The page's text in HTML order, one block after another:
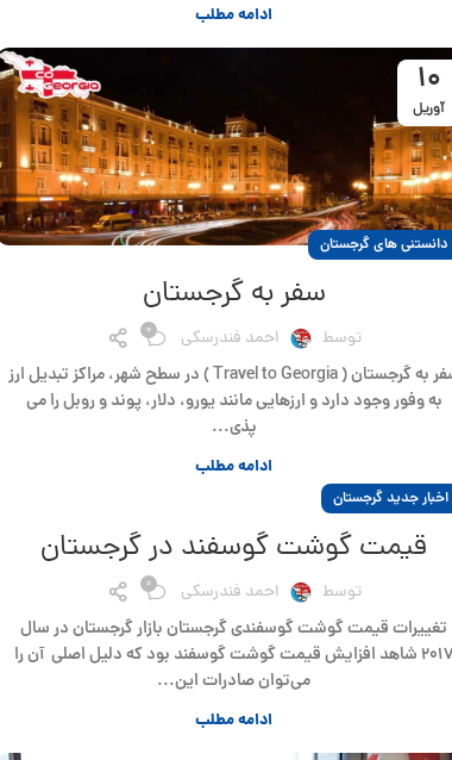
ادامه مطلب
10
آوریل
دانستنی های گرجستان
سفر به گرجستان
توسط احمد فندرسکی 0
سفر به گرجستان ( Travel to Georgia ) در سطح شهر، مراکز تبدیل ارز
به وفور وجود دارد و ارزهایی مانند یورو، دلار، پوند و روبل را می
پذی...
ادامه مطلب
اخبار جدید گرجستان
قیمت گوشت گوسفند در گرجستان
توسط احمد فندرسکی 0
تغییرات قیمت گوشت گوسفندی گرجستان بازار گرجستان در سال
۲۰۱۷ شاهد افزایش قیمت گوشت گوسفند بود که دلیل اصلی آن را
می‌توان صادرات این...
ادامه مطلب